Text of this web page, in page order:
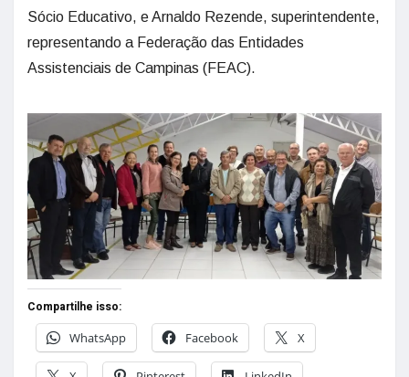
Sócio Educativo, e Arnaldo Rezende, superintendente,
representando a Federação das Entidades
Assistenciais de Campinas (FEAC).
Compartilhe isso:
WhatsApp
Facebook X